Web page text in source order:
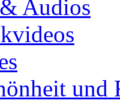
Audios
und